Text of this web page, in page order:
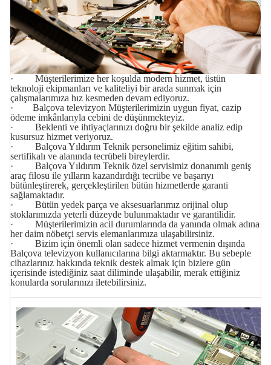
· Müşterilerimize her koşulda modern hizmet, üstün
teknoloji ekipmanları ve kaliteliyi bir arada sunmak için
çalışmalarımıza hız kesmeden devam ediyoruz.
· Balçova televizyon Müşterilerimizin uygun fiyat, cazip
ödeme imkânlarıyla cebini de düşünmekteyiz.
· Beklenti ve ihtiyaçlarınızı doğru bir şekilde analiz edip
kusursuz hizmet veriyoruz.
· Balçova Yıldırım Teknik personelimiz eğitim sahibi,
sertifikalı ve alanında tecrübeli bireylerdir.
· Balçova Yıldırım Teknik özel servisimiz donanımlı geniş
araç filosu ile yılların kazandırdığı tecrübe ve başarıyı
bütünleştirerek, gerçekleştirilen bütün hizmetlerde garanti
sağlamaktadır.
· Bütün yedek parça ve aksesuarlarımız orijinal olup
stoklarımızda yeterli düzeyde bulunmaktadır ve garantilidir.
· Müşterilerimizin acil durumlarında da yanında olmak adına
her daim nöbetçi servis elemanlarımıza ulaşabilirsiniz.
· Bizim için önemli olan sadece hizmet vermenin dışında
Balçova televizyon kullanıcılarına bilgi aktarmaktır. Bu sebeple
cihazlarınız hakkında teknik destek almak için bizlere gün
içerisinde istediğiniz saat diliminde ulaşabilir, merak ettiğiniz
konularda sorularınızı iletebilirsiniz.